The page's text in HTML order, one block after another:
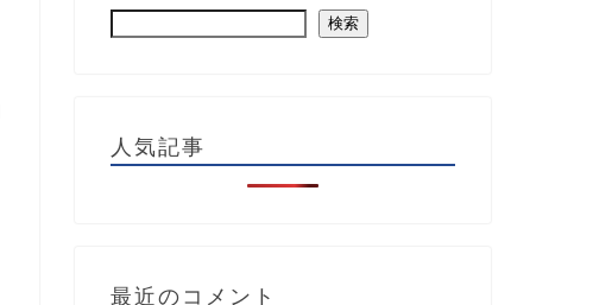
検索
人気記事
最近のコメント